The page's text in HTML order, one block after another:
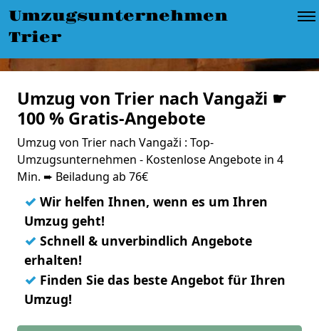
Umzugsunternehmen
Trier
Umzug von Trier nach Vangaži ☛
100 % Gratis-Angebote
Umzug von Trier nach Vangaži : Top-
Umzugsunternehmen - Kostenlose Angebote in 4
Min. ➨ Beiladung ab 76€
✓ Wir helfen Ihnen, wenn es um Ihren
Umzug geht!
✓ Schnell & unverbindlich Angebote
erhalten!
✓ Finden Sie das beste Angebot für Ihren
Umzug!